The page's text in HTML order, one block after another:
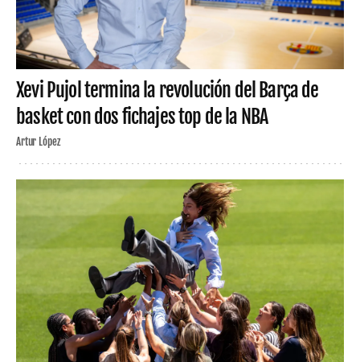
Xevi Pujol termina la revolución del Barça de
basket con dos fichajes top de la NBA
Artur López